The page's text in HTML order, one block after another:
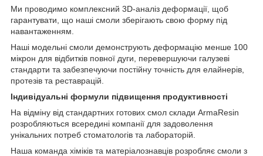
Ми проводимо комплексний 3D-аналіз деформації, щоб
гарантувати, що наші смоли зберігають свою форму під
навантаженням.
Наші модельні смоли демонструють деформацію менше 100
мікрон для відбитків повної дуги, перевершуючи галузеві
стандарти та забезпечуючи постійну точність для елайнерів,
протезів та реставрацій.
Індивідуальні формули підвищення продуктивності
На відміну від стандартних готових смол склади ArmaResin
розробляються всередині компанії для задоволення
унікальних потреб стоматологів та лабораторій.
Наша команда хіміків та матеріалознавців розробляє смоли з